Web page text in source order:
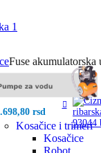
Kosačice i trimeri
Kosačice
Robot
Fuse
rsd